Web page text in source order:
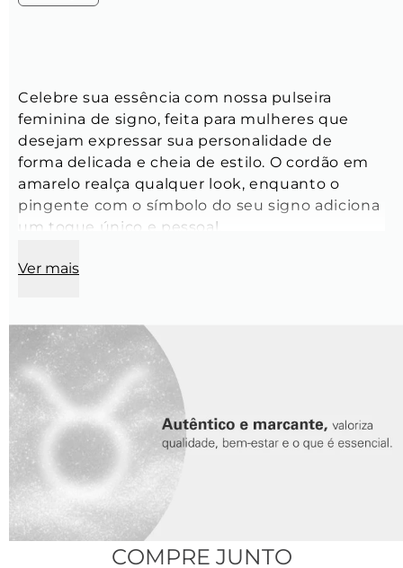
Celebre sua essência com nossa pulseira
feminina de signo, feita para mulheres que
desejam expressar sua personalidade de
forma delicada e cheia de estilo. O cordão em
amarelo realça qualquer look, enquanto o
pingente com o símbolo do seu signo adiciona
um toque único e pessoal.
Modelo: Corda de cetim
Espessura: 1 mm
Cor: Amarelo
Pingente Redondo Signo:
Ver mais
COMPRE JUNTO